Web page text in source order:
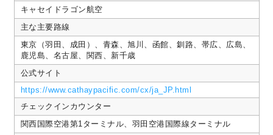
キャセイドラゴン航空
主な主要路線
東京（羽田、成田）、青森、旭川、函館、釧路、帯広、広島、
鹿児島、名古屋、関西、新千歳
公式サイト
https://www.cathaypacific.com/cx/ja_JP.html
チェックインカウンター
関西国際空港第1ターミナル、羽田空港国際線ターミナル